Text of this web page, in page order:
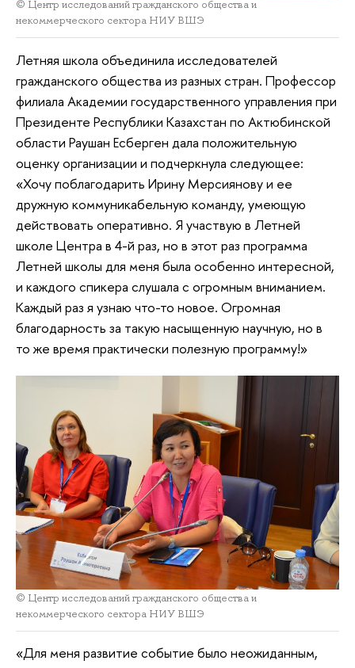
© Центр исследований гражданского общества и
некоммерческого сектора НИУ ВШЭ
Летняя школа объединила исследователей
гражданского общества из разных стран. Профессор
филиала Академии государственного управления при
Президенте Республики Казахстан по Актюбинской
области Раушан Есберген дала положительную
оценку организации и подчеркнула следующее:
«Хочу поблагодарить Ирину Мерсиянову и ее
дружную коммуникабельную команду, умеющую
действовать оперативно. Я участвую в Летней
школе Центра в 4-й раз, но в этот раз программа
Летней школы для меня была особенно интересной,
и каждого спикера слушала с огромным вниманием.
Каждый раз я узнаю что-то новое. Огромная
благодарность за такую насыщенную научную, но в
то же время практически полезную программу!»
© Центр исследований гражданского общества и
некоммерческого сектора НИУ ВШЭ
«Для меня развитие событие было неожиданным,